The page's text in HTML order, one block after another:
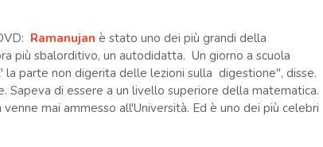
Ramanujan è stato uno dei più grandi della
più sbalorditivo, un autodidatta. Un giorno a scuola
la parte non digerita delle lezioni sulla digestione", disse.
Sapeva di essere a un livello superiore della matematica.
mai ammesso all'Università. Ed è uno dei più celebri